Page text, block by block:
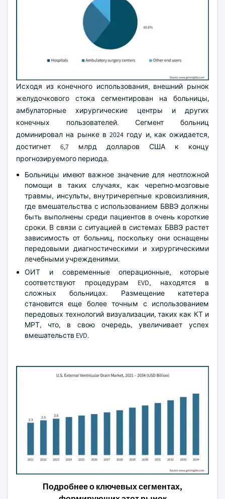
Исходя из конечного использования, внешний рынок
желудочкового стока сегментирован на больницы,
амбулаторные хирургические центры и других
конечных пользователей. Сегмент больниц
доминировал на рынке в 2024 году и, как ожидается,
достигнет 6,7 млрд долларов США к концу
прогнозируемого периода.
Больницы имеют важное значение для неотложной
помощи в таких случаях, как черепно-мозговые
травмы, инсульты, внутричерепные кровоизлияния,
где вмешательства с использованием БВВЭ должны
быть выполнены среди пациентов в очень короткие
сроки. В связи с ситуацией в системах БВВЭ растет
зависимость от больниц, поскольку они оснащены
передовыми диагностическими и хирургическими
лечебными учреждениями.
ОИТ и современные операционные, которые
соответствуют процедурам EVD, находятся в
сложных больницах. Размещение катетера
становится еще более точным с использованием
передовых технологий визуализации, таких как КТ и
МРТ, что, в свою очередь, увеличивает успех
вмешательств EVD.
Подробнее о ключевых сегментах,